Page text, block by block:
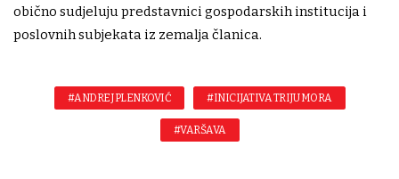
obično sudjeluju predstavnici gospodarskih institucija i
poslovnih subjekata iz zemalja članica.
#ANDREJ PLENKOVIĆ #INICIJATIVA TRIJU MORA
#VARŠAVA